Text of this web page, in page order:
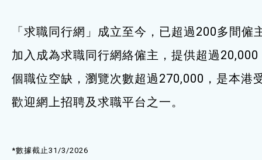
「求職同行網」成立至今，已超過200多間僱
加入成為求職同行網絡僱主，提供超過20,000
個職位空缺，瀏覽次數超過270,000，是本港
歡迎網上招聘及求職平台之一。
*數據截止31/3/2026